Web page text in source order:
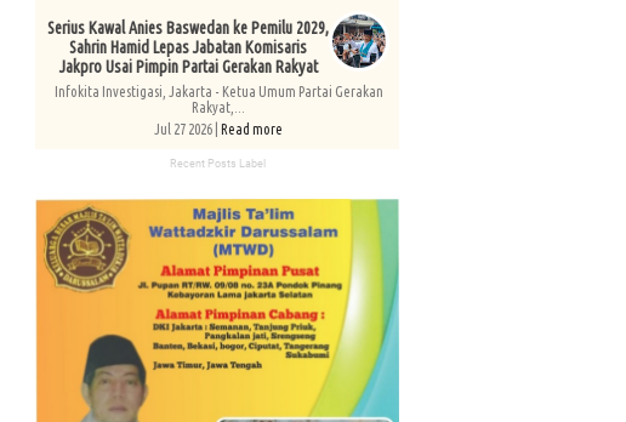
Serius Kawal Anies Baswedan ke Pemilu 2029,
Sahrin Hamid Lepas Jabatan Komisaris
Jakpro Usai Pimpin Partai Gerakan Rakyat
Infokita Investigasi, Jakarta - Ketua Umum Partai Gerakan
Rakyat,...
Jul 27 2026 | Read more
Recent Posts Label